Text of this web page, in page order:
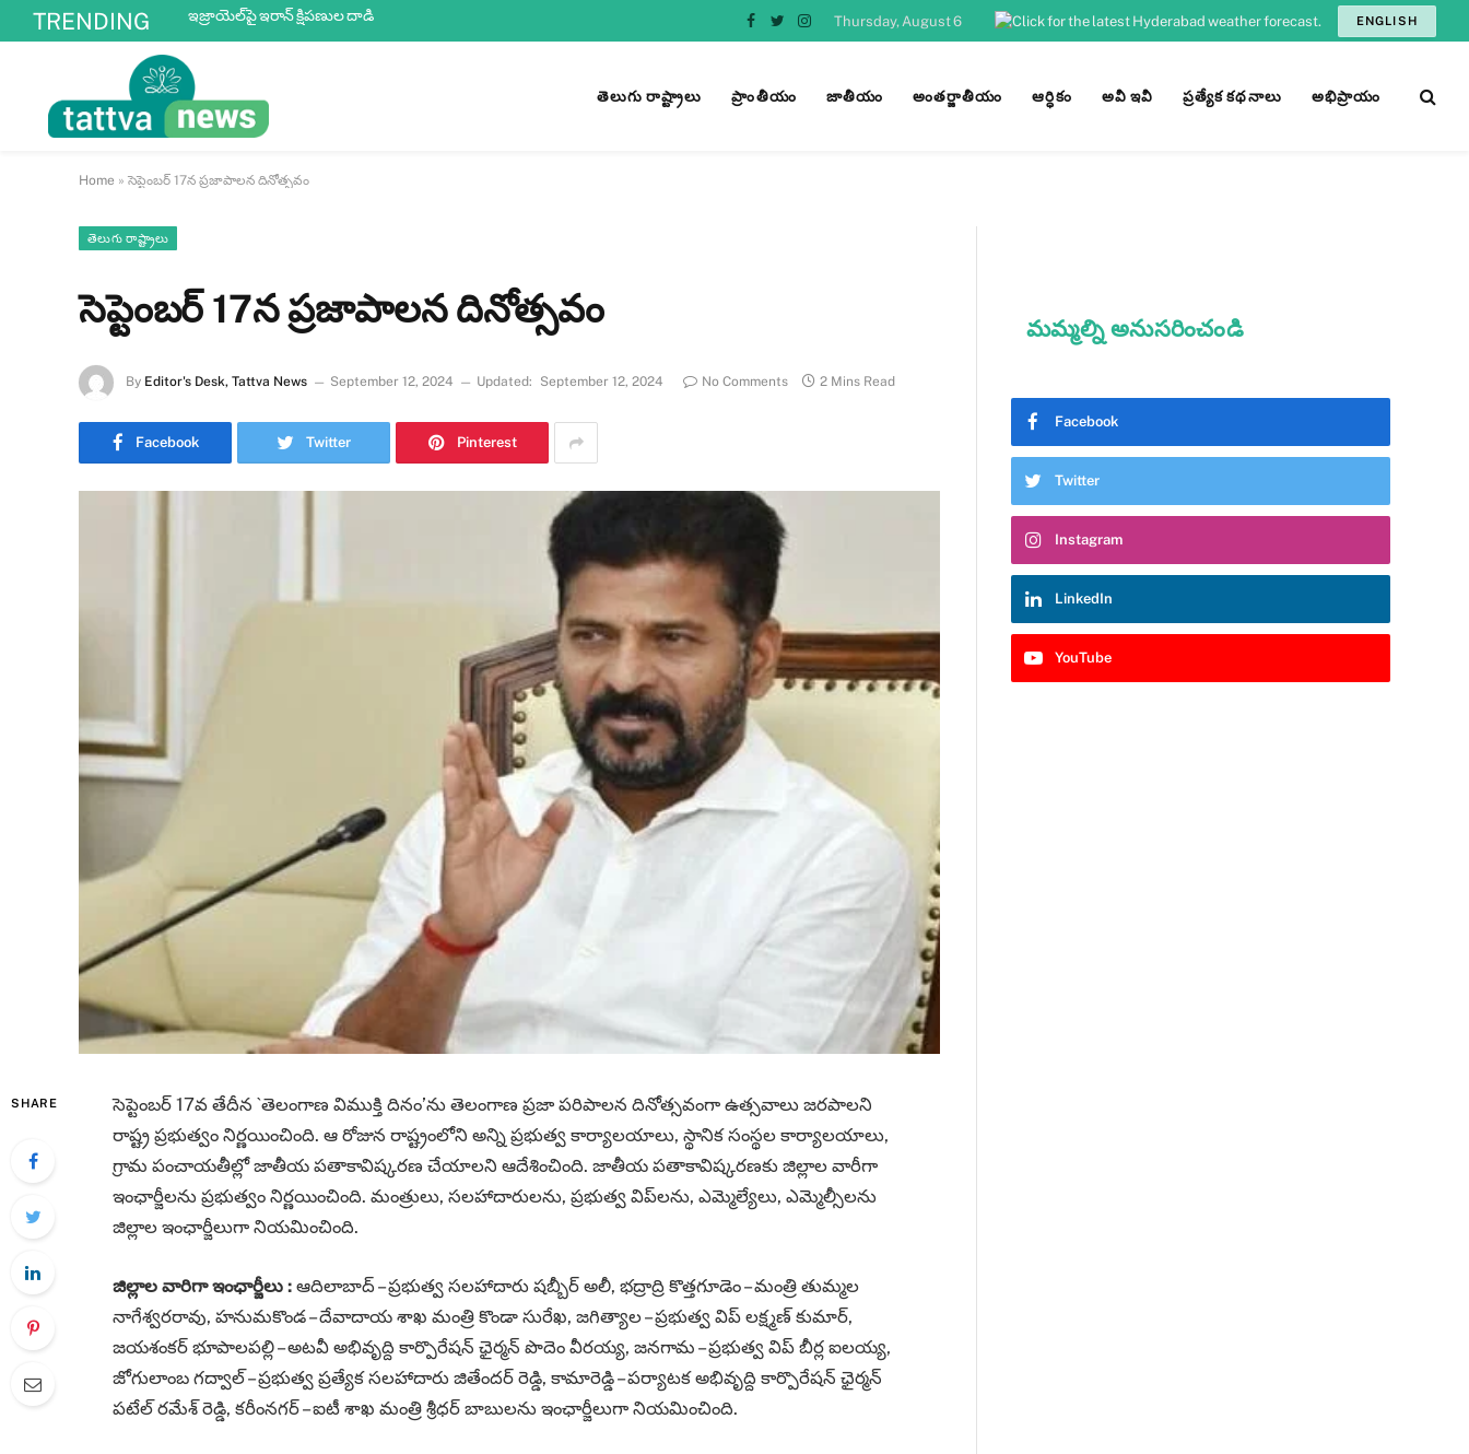
TRENDING
ఇజ్రాయెల్‌పై ఇరాన్ క్షిపణుల దాడి
Facebook
TwitterInstagram
Thursday, August 6 ENGLISH
తెలుగు రాష్ట్రాలు ప్రాంతీయం జాతీయం అంతర్జాతీయం ఆర్ధికం అవీ ఇవీ ప్రత్యేక కథనాలు అభిప్రాయం
Home » సెప్టెంబర్ 17న ప్రజాపాలన దినోత్సవం
తెలుగు రాష్ట్రాలు
సెప్టెంబర్ 17న ప్రజాపాలన దినోత్సవం
By Editor's Desk, Tattva News September 12, 2024 Updated: September 12, 2024 No Comments 2 Mins Read
Facebook Twitter Pinterest
SHARE
సెప్టెంబర్ 17వ తేదీన `తెలంగాణ విముక్తి దినం’ను తెలంగాణ ప్రజా పరిపాలన దినోత్సవంగా ఉత్సవాలు జరపాలని
రాష్ట్ర ప్రభుత్వం నిర్ణయించింది. ఆ రోజున రాష్ట్రంలోని అన్ని ప్రభుత్వ కార్యాలయాలు, స్థానిక సంస్థల కార్యాలయాలు,
గ్రామ పంచాయతీల్లో జాతీయ పతాకావిష్కరణ చేయాలని ఆదేశించింది. జాతీయ పతాకావిష్కరణకు జిల్లాల వారీగా
ఇంఛార్జీలను ప్రభుత్వం నిర్ణయించింది. మంత్రులు, సలహాదారులను, ప్రభుత్వ విప్‌లను, ఎమ్మెల్యేలు, ఎమ్మెల్సీలను
జిల్లాల ఇంఛార్జీలుగా నియమించింది.
జిల్లాల వారిగా ఇంఛార్జీలు : ఆదిలాబాద్‌ – ప్రభుత్వ సలహాదారు షబ్బీర్‌ అలీ, భద్రాద్రి కొత్తగూడెం – మంత్రి తుమ్మల
నాగేశ్వరరావు, హనుమకొండ – దేవాదాయ శాఖ మంత్రి కొండా సురేఖ, జగిత్యాల – ప్రభుత్వ విప్‌ లక్ష్మణ్‌ కుమార్‌,
జయశంకర్‌ భూపాలపల్లి – అటవీ అభివృద్ది కార్పొరేషన్‌ ఛైర్మన్‌ పొదెం వీరయ్య, జనగామ – ప్రభుత్వ విప్‌ బీర్ల ఐలయ్య,
జోగులాంబ గద్వాల్‌ – ప్రభుత్వ ప్రత్యేక సలహాదారు జితేందర్‌ రెడ్డి, కామారెడ్డి – పర్యాటక అభివృద్ది కార్పొరేషన్‌ ఛైర్మన్‌
పటేల్‌ రమేశ్​ రెడ్డి, కరీంనగర్‌ – ఐటీ శాఖ మంత్రి శ్రీధర్‌ బాబులను ఇంఛార్జీలుగా నియమించింది.
మమ్మల్ని అనుసరించండి
Facebook
Twitter
Instagram
LinkedIn
YouTube